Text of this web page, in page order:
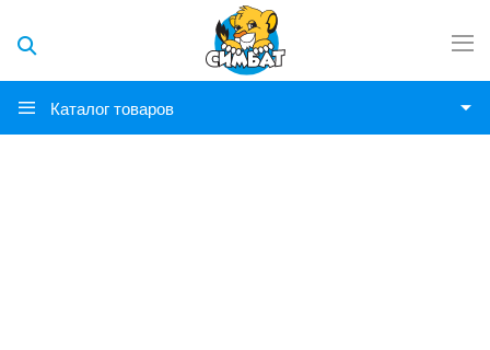
Каталог товаров